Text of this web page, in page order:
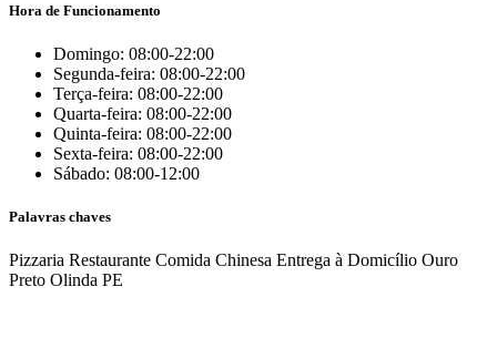
Hora de Funcionamento
Domingo: 08:00-22:00
Segunda-feira: 08:00-22:00
Terça-feira: 08:00-22:00
Quarta-feira: 08:00-22:00
Quinta-feira: 08:00-22:00
Sexta-feira: 08:00-22:00
Sábado: 08:00-12:00
Palavras chaves
Pizzaria Restaurante Comida Chinesa Entrega à Domicílio Ouro
Preto Olinda PE